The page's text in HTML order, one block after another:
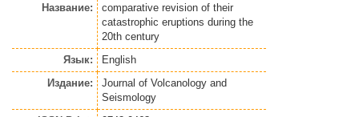
Название:
comparative revision of their
catastrophic eruptions during the
20th century
Язык:
English
Издание:
Journal of Volcanology and
Seismology